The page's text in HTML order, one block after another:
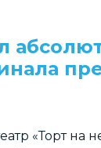
«Торт на